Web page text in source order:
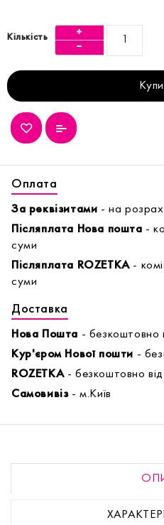
Кількість
Оплата
За реквізитами - на
Післяплата Нова пошта -
суми
Післяплата ROZETKA-
суми
Доставка
Нова Пошта - безкоштовно
Кур'єром Нової пошти -
ROZETKA- безкоштовно
Самовивіз- м.Київ